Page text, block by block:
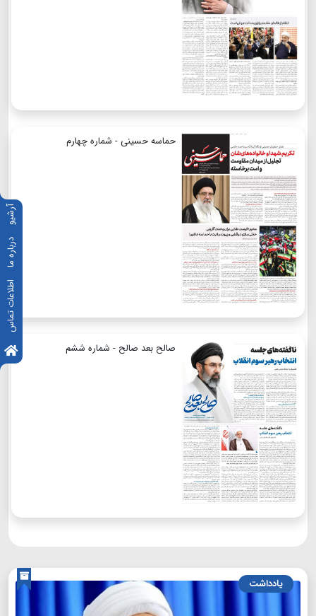
آرشیو
درباره ما
اطلاعات تماس
حماسه حسینی - شماره چهارم
صالح بعد صالح - شماره ششم
یادداشت